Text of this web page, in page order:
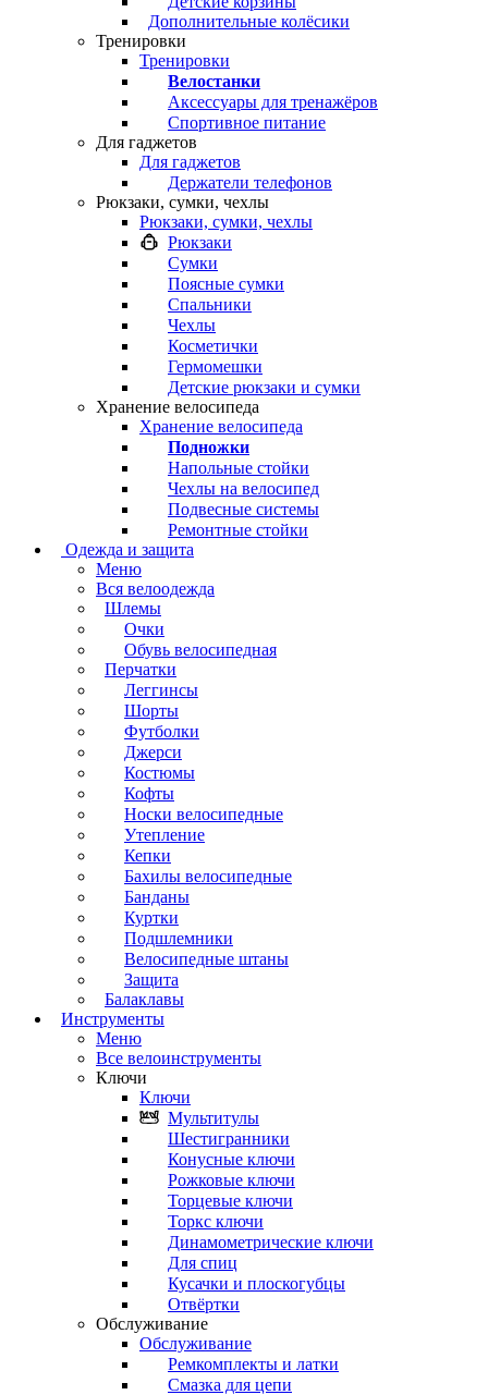
Дополнительные колёсики
Тренировки
Тренировки
Велостанки
Аксессуары для тренажёров
Спортивное питание
Для гаджетов
Для гаджетов
Держатели телефонов
Рюкзаки, сумки, чехлы
Рюкзаки, сумки, чехлы
Рюкзаки
Сумки
Поясные сумки
Спальники
Чехлы
Косметички
Гермомешки
Детские рюкзаки и сумки
Хранение велосипеда
Хранение велосипеда
Подножки
Напольные стойки
Чехлы на велосипед
Подвесные системы
Ремонтные стойки
Одежда и защита
Меню
Вся велоодежда
Шлемы
Очки
Обувь велосипедная
Перчатки
Леггинсы
Шорты
Футболки
Джерси
Костюмы
Кофты
Носки велосипедные
Утепление
Кепки
Бахилы велосипедные
Банданы
Куртки
Подшлемники
Велосипедные штаны
Защита
Балаклавы
Инструменты
Меню
Все велоинструменты
Ключи
Ключи
Мультитулы
Шестигранники
Конусные ключи
Рожковые ключи
Торцевые ключи
Торкс ключи
Динамометрические ключи
Для спиц
Кусачки и плоскогубцы
Отвёртки
Обслуживание
Обслуживание
Ремкомплекты и латки
Смазка для цепи